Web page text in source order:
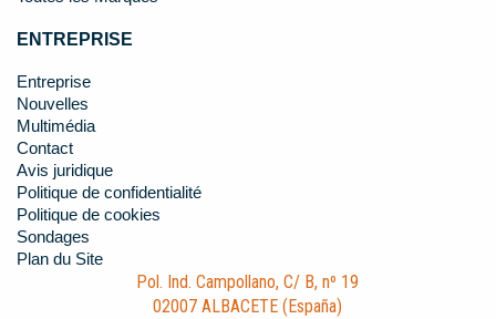
ENTREPRISE
Entreprise
Nouvelles
Multimédia
Contact
Avis juridique
Politique de confidentialité
Politique de cookies
Sondages
Plan du Site
Pol. Ind. Campollano, C/ B, nº 19
02007 ALBACETE (España)